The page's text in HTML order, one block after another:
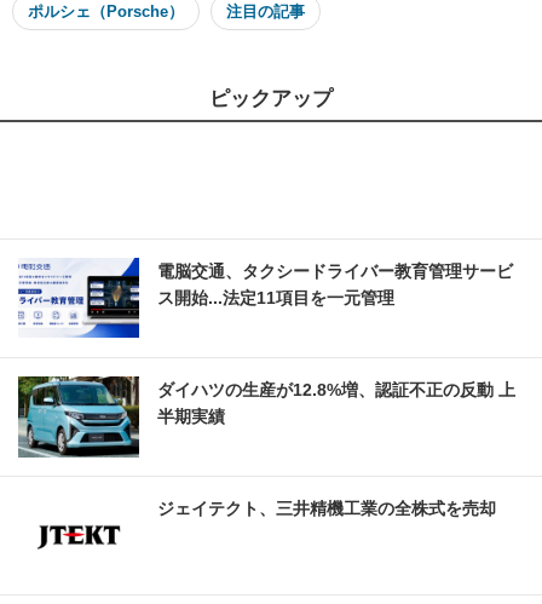
ポルシェ（Porsche） 注目の記事
ピックアップ
電脳交通、タクシードライバー教育管理サービ
ス開始...法定11項目を一元管理
ダイハツの生産が12.8%増、認証不正の反動 上
半期実績
ジェイテクト、三井精機工業の全株式を売却